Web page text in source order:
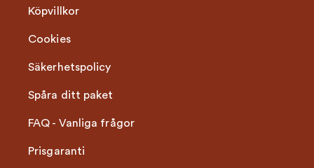
Köpvillkor
Cookies
Säkerhetspolicy
Spåra ditt paket
FAQ - Vanliga frågor
Prisgaranti